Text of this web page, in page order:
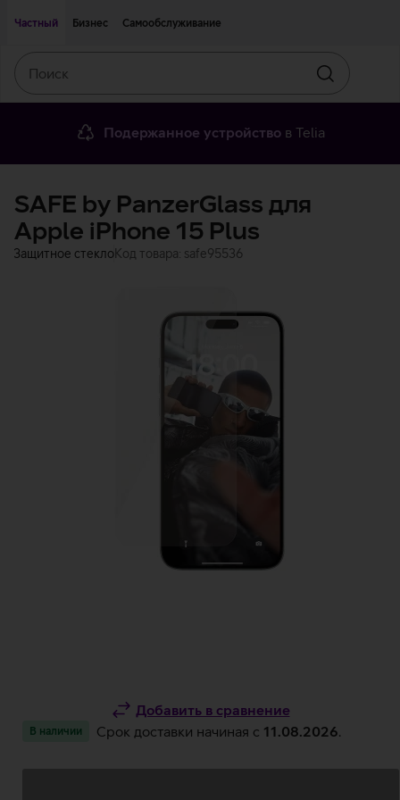
Частный
Бизнес Самообслуживание
Искать
Подержанное устройство в Telia
SAFE by PanzerGlass для
Apple iPhone 15 Plus
Защитное стекло Код товара: safe95536
Добавить в сравнение
В наличии Срок доставки начиная c 11.08.2026